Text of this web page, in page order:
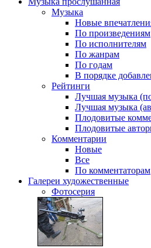
Музыка
Новые
По произведениям
По исполнителям
По жанрам
По годам
В порядке
Рейтинги
Лучшая музыка
Лучшая музыка
Плодовитые
Плодовитые
Комментарии
Новые
Все
По комментаторам
Галереи художественные
Фотосерия